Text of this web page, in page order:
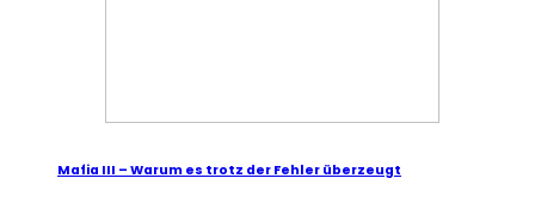
Mafia III – Warum es trotz der Fehler überzeugt